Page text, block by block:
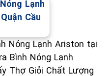
Nóng Lạnh Ariston tại
Bình Nóng Lạnh
Thợ Giỏi Chất Lượng